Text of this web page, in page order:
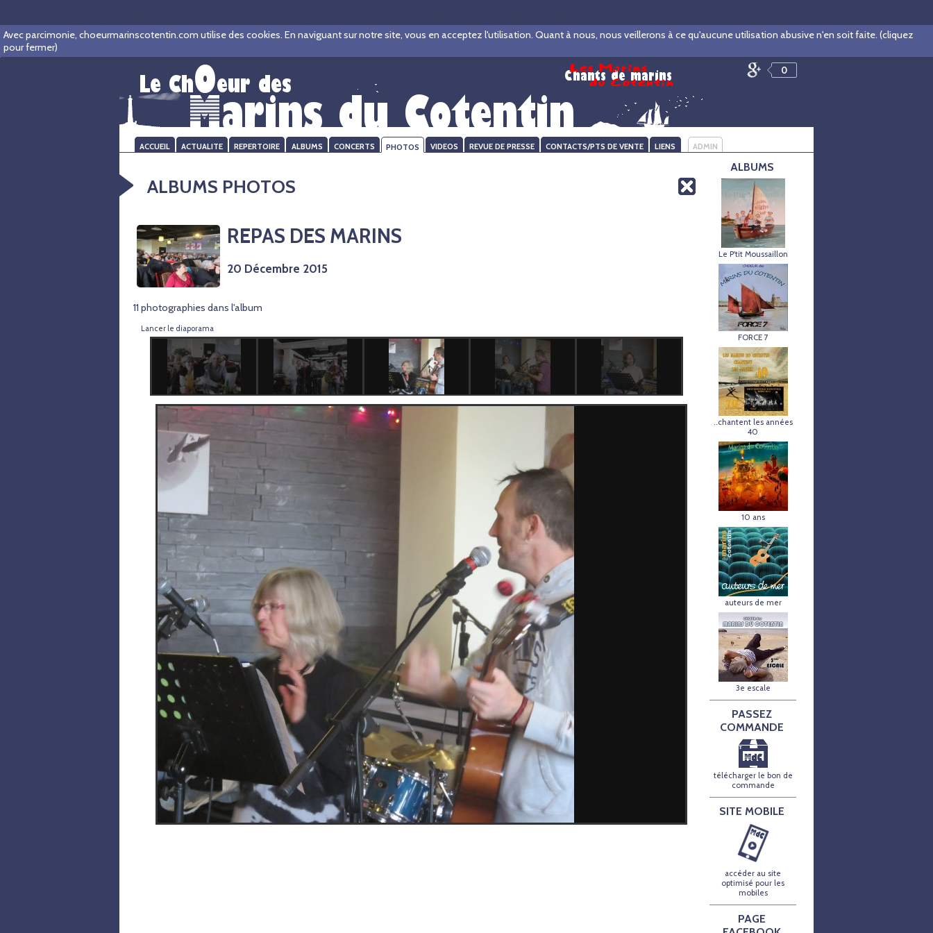
Avec parcimonie, choeurmarinscotentin.com utilise des cookies. En naviguant sur notre site, vous en acceptez l'utilisation. Quant à nous, nous veillerons à ce qu'aucune utilisation abusive n'en soit faite. (cliquez
pour fermer)
0
ACCUEIL ACTUALITE REPERTOIRE ALBUMS CONCERTS PHOTOS VIDEOS REVUE DE PRESSE CONTACTS/PTS DE VENTE LIENS ADMIN
ALBUMS PHOTOS
REPAS DES MARINS
20 Décembre 2015
11 photographies dans l'album
Lancer le diaporama
ALBUMS
Le P'tit Moussaillon
FORCE 7
..chantent les années
40
10 ans
auteurs de mer
3e escale
PASSEZ
COMMANDE
télécharger le bon de
commande
SITE MOBILE
accéder au site
optimisé pour les
mobiles
PAGE